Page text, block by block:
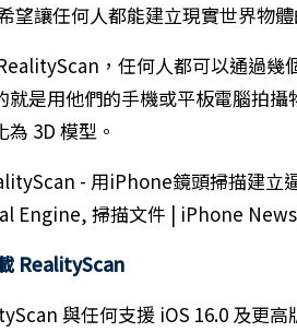
望讓任何人都能建立現實世界物
，任何人都可以通過幾
就是用他們的手機或平板電腦拍
為 3D 模型。
RealityScan
與任何支援 iOS 16.0 及更